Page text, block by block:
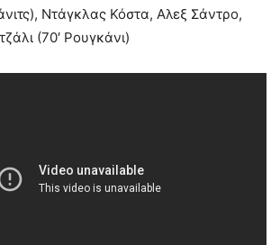
Ντάγκλας Κόστα, Αλεξ Σάντρο,
(70′ Ρουγκάνι)